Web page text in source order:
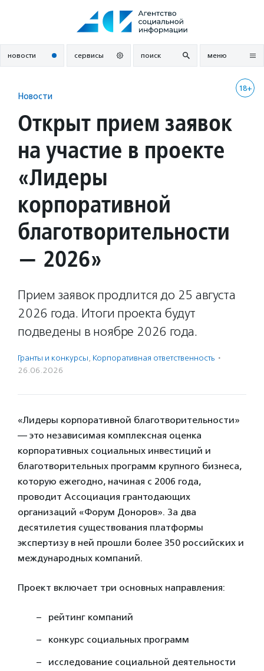
новости сервисы поиск меню
18+
Новости
Открыт прием заявок
на участие в проекте
«Лидеры
корпоративной
благотворительности
— 2026»
Прием заявок продлится до 25 августа
2026 года. Итоги проекта будут
подведены в ноябре 2026 года.
Гранты и конкурсы, Корпоративная ответственность ·
26.06.2026
«Лидеры корпоративной благотворительности»
— это независимая комплексная оценка
корпоративных социальных инвестиций и
благотворительных программ крупного бизнеса,
которую ежегодно, начиная с 2006 года,
проводит Ассоциация грантодающих
организаций «Форум Доноров». За два
десятилетия существования платформы
экспертизу в ней прошли более 350 российских и
международных компаний.
Проект включает три основных направления:
рейтинг компаний
конкурс социальных программ
исследование социальной деятельности